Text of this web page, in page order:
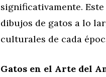
significativamente.
dibujos de gatos a lo
culturales de cada
Gatos en el Arte del